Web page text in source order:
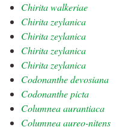
Chirita walkeriae
Chirita zeylanica
Chirita zeylanica
Chirita zeylanica
Chirita zeylanica
Codonanthe devosiana
Codonanthe picta
Columnea aurantiaca
Columnea aureo-nitens